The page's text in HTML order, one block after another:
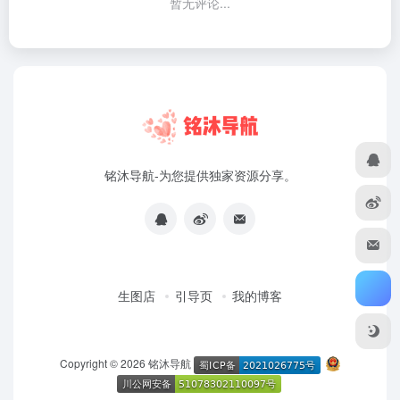
铭沐导航-为您提供独家资源分享。
生图店 引导页 我的博客
Copyright © 2026 铭沐导航